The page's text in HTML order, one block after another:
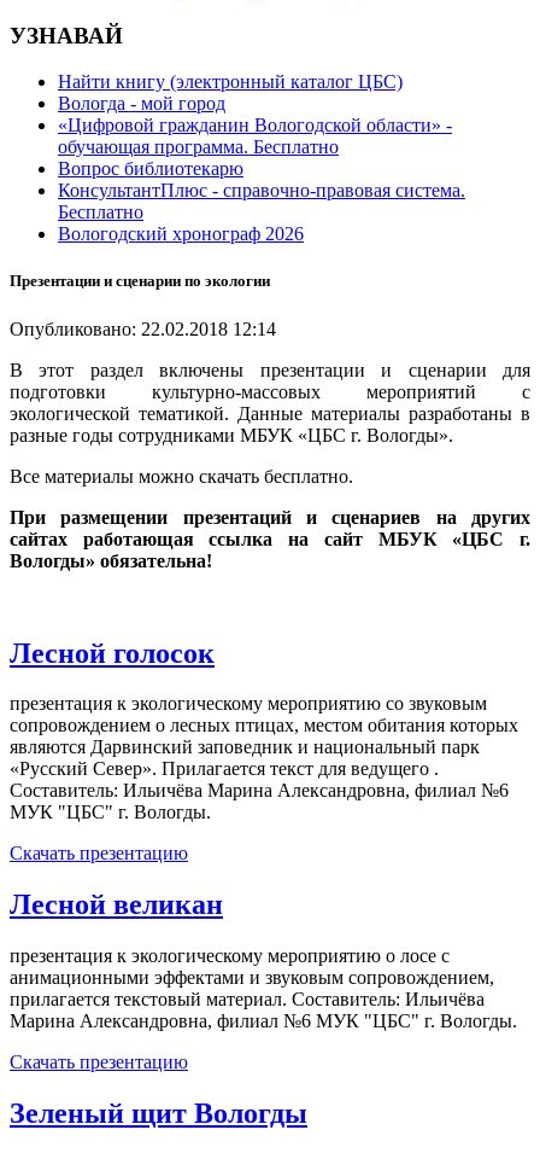
УЗНАВАЙ
Найти книгу (электронный каталог ЦБС)
Вологда - мой город
«Цифровой гражданин Вологодской области» -
обучающая программа. Бесплатно
Вопрос библиотекарю
КонсультантПлюс - справочно-правовая система.
Бесплатно
Вологодский хронограф 2026
Презентации и сценарии по экологии
Опубликовано: 22.02.2018 12:14
В этот раздел включены презентации и сценарии для
подготовки культурно-массовых мероприятий с
экологической тематикой. Данные материалы разработаны в
разные годы сотрудниками МБУК «ЦБС г. Вологды».
Все материалы можно скачать бесплатно.
При размещении презентаций и сценариев на других
сайтах работающая ссылка на сайт МБУК «ЦБС г.
Вологды» обязательна!
Лесной голосок
презентация к экологическому мероприятию со звуковым
сопровождением о лесных птицах, местом обитания которых
являются Дарвинский заповедник и национальный парк
«Русский Север». Прилагается текст для ведущего .
Составитель: Ильичёва Марина Александровна, филиал №6
МУК "ЦБС" г. Вологды.
Скачать презентацию
Лесной великан
презентация к экологическому мероприятию о лосе с
анимационными эффектами и звуковым сопровождением,
прилагается текстовый материал. Составитель: Ильичёва
Марина Александровна, филиал №6 МУК "ЦБС" г. Вологды.
Скачать презентацию
Зеленый щит Вологды